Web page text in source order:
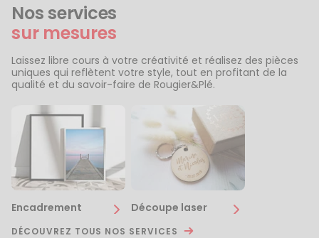
Nos services
sur mesures
Laissez libre cours à votre créativité et réalisez des pièces
uniques qui reflètent votre style, tout en profitant de la
qualité et du savoir-faire de Rougier&Plé.
Encadrement Découpe laser
DÉCOUVREZ TOUS NOS SERVICES